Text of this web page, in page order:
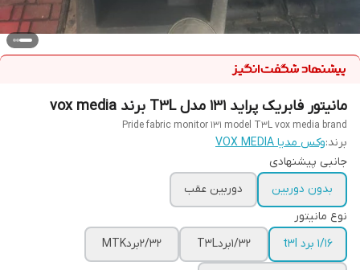
مانیتور فابریک پراید 131 مدل T3L برند vox media
Pride fabric monitor 131 model T3L vox media brand
برند:وکس مدیا VOX MEDIA
جانبی پیشنهادی
بدون دوربین
دوربین عقب
نوع مانیتور
۱/۱۶ برد t3l
1/32بردT3L 2/32بردMTK